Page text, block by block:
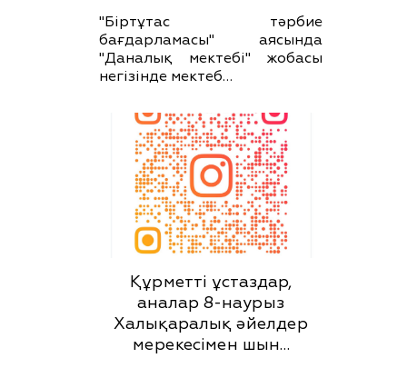
"Біртұтас тәрбие
бағдарламасы" аясында
"Даналық мектебі" жобасы
негізінде мектеб…
Құрметті ұстаздар,
аналар 8-наурыз
Халықаралық әйелдер
мерекесімен шын…